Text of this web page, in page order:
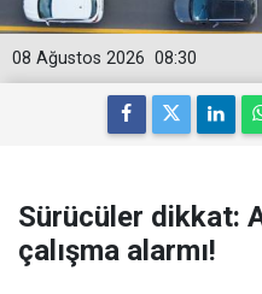
08:30
08 Ağustos 2026
Sürücüler dikkat:
çalışma alarmı!